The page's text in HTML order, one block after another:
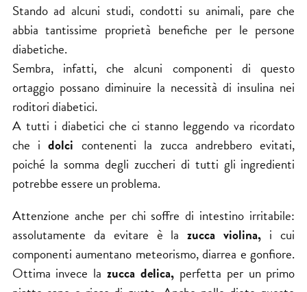
Stando ad alcuni studi, condotti su animali, pare che
abbia tantissime proprietà benefiche per le persone
diabetiche.
Sembra, infatti, che alcuni componenti di questo
ortaggio possano diminuire la necessità di insulina nei
roditori diabetici.
A tutti i diabetici che ci stanno leggendo va ricordato
che idolci contenenti la zucca andrebbero evitati,
poiché la somma degli zuccheri di tutti gli ingredienti
potrebbe essere un problema.
Attenzione anche per chi soffre di intestino irritabile:
assolutamente da evitare è lazucca violina, i cui
componenti aumentano meteorismo, diarrea e gonfiore.
Ottima invece lazucca delica, perfetta per un primo